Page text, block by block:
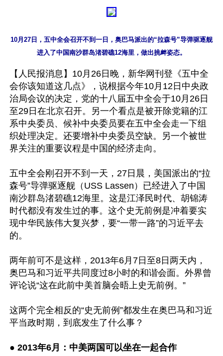
10月27日，五中全会召开不到一日，奥巴马派出的“拉森号”导弹驱逐舰
进入了中国南沙群岛渚碧礁12海里，做出挑衅姿态。
【人民报消息】10月26日晚，新华网刊登《五中全
会你该知道这几点》，说根据今年10月12日中央政
治局会议的决定，党的十八届五中全会于10月26日
至29日在北京召开。另一个看点是被开除党籍的江
系中央委员、候补中央委员要在五中全会走一下组
织处理决定。还要增补中央委员空缺。另一个被世
界关注的重要议程是中国的经济走向。
五中全会刚召开不到一天，27日晨，美国派出的“拉
森号”导弹驱逐舰（USS Lassen）已经进入了中国
南沙群岛渚碧礁12海里。这是江泽民时代、胡锦涛
时代都没有发生过的事。这个史无前例是冲着要实
现中华民族伟大复兴梦，要“一带一路”的习近平去
的。
两年前可不是这样，2013年6月7日至8日两天内，
奥巴马和习近平共同度过8小时的和谐会面。外界曾
评论说“这在此前中美首脑会晤上史无前例。”
这两个完全相反的“史无前例”都发生在奥巴马和习近
平当政时期，到底发生了什么事？
● 2013年6月：中美两国可以坐在一起合作